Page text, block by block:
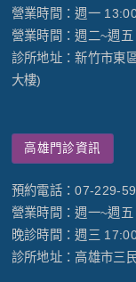
營業時間：週一
營業時間：週二~週
診所地址：新竹市東
大樓)
高雄門診資訊
預約電話：07-229-
營業時間：週一~週
晚診時間：週三
診所地址：高雄市三